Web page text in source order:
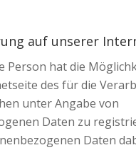
auf unserer
Person hat die
des für die
unter Angabe von
Daten zu
Daten